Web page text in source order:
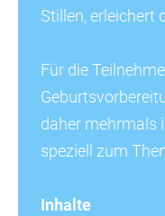
Stillen, erleichert
Für die
daher mehrmals
speziell zum
Inhalte